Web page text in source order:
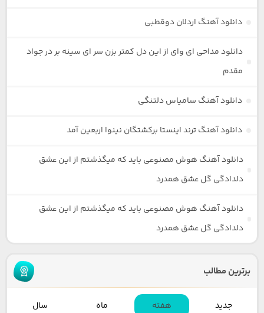
دانلود آهنگ اردلان دوقطبی
دانلود مداحی ای وای از این دل کمتر بزن سر ای سینه بر در جواد
مقدم
دانلود آهنگ سامیاس دلتنگی
دانلود آهنگ ترند اینستا برکشتگان نینوا اربعین آمد
دانلود آهنگ هوش مصنوعی باید که میگذشتم از این عشق
دلدادگی گل عشق همدرد
دانلود آهنگ هوش مصنوعی باید که میگذشتم از این عشق
دلدادگی گل عشق همدرد
برترین مطالب
جدید هفته ماه سال